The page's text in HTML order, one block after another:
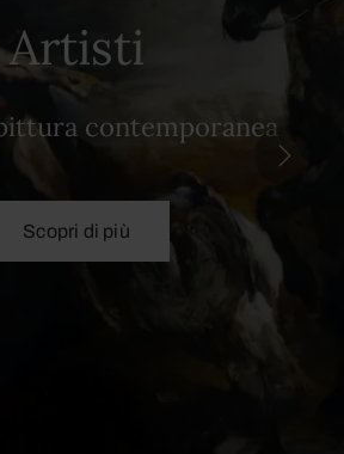
Artisti
contemporanea
Scopri di più